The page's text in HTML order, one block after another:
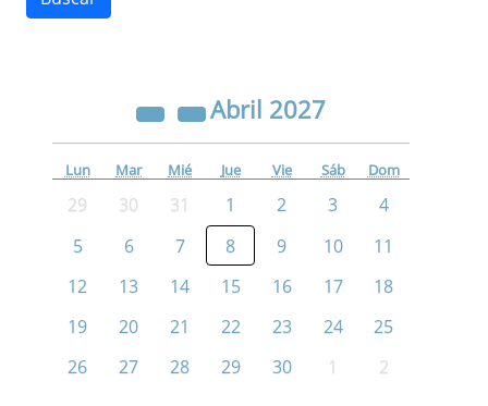
Abril 2027
Lun Mar Mié Jue Vie Sáb Dom
29 30 31 1 2 3
4
5
6 7 8 9 10
11
12
13 14 15 16 17
18
19
20 21 22 23 24
25
26
27 28 29 30 1 2